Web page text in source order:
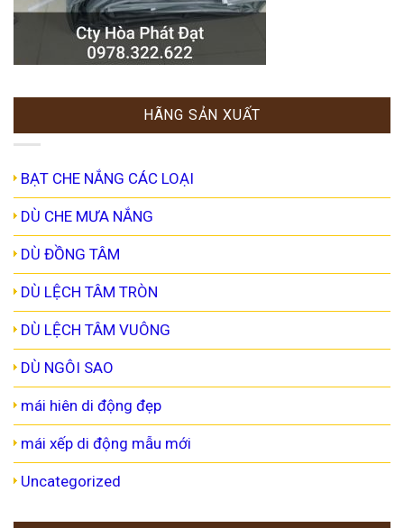
HÃNG SẢN XUẤT
BẠT CHE NẮNG CÁC LOẠI
DÙ CHE MƯA NẮNG
DÙ ĐỒNG TÂM
DÙ LỆCH TÂM TRÒN
DÙ LỆCH TÂM VUÔNG
DÙ NGÔI SAO
mái hiên di động đẹp
mái xếp di động mẫu mới
Uncategorized